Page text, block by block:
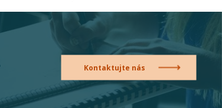
Kontaktujte nás